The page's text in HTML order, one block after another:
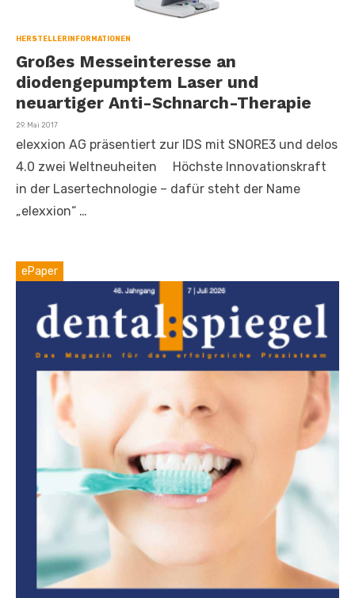
HERSTELLERINFORMATIONEN
Großes Messeinteresse an
diodengepumptem Laser und
neuartiger Anti-Schnarch-Therapie
Veröffentlicht
29. Mai 2017
elexxion AG präsentiert zur IDS mit SNORE3 und delos
4.0 zwei Weltneuheiten Höchste Innovationskraft
in der Lasertechnologie – dafür steht der Name
„elexxion“ …
ePaper